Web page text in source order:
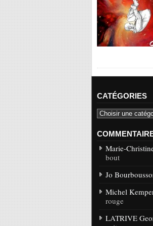
CATÉGORIES
Marie-
bout
Jo
Michel
rouge
LATRIVE